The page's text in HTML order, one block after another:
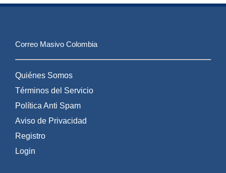
Correo Masivo Colombia
Quiénes Somos
Términos del Servicio
Política Anti Spam
Aviso de Privacidad
Registro
Login